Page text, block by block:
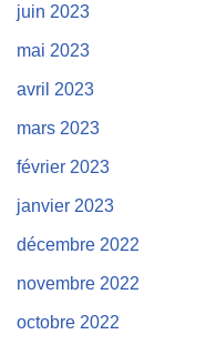
juin 2023
mai 2023
avril 2023
mars 2023
février 2023
janvier 2023
décembre 2022
novembre 2022
octobre 2022